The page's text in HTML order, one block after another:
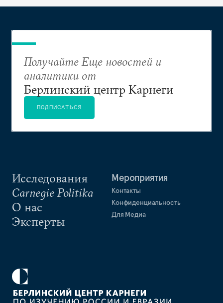
Исследования
Carnegie Politika
О нас
Эксперты
Мероприятия
Контакты
Конфиденциальность
Для Медиа
Получайте Еще новостей и
аналитики от
Берлинский центр Карнеги
ПОДПИСАТЬСЯ